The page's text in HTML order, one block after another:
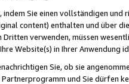
indem Sie einen vollständigen
content) enthalten und über
verwenden, müssen
Website(s) in Ihrer Anwendung
Sie, ob sie
und Sie dürfen